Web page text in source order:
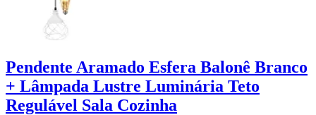
Pendente Aramado Esfera Balonê Branco
+ Lâmpada Lustre Luminária Teto
Regulável Sala Cozinha